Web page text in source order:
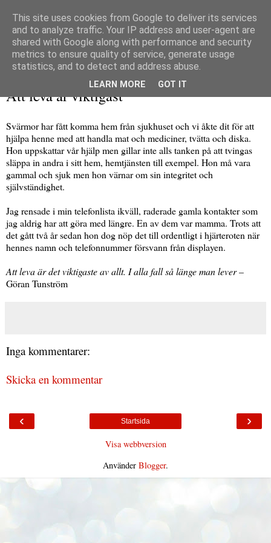
Att leva är viktigast
Svärmor har fått komma hem från sjukhuset och vi åkte dit för att
hjälpa henne med att handla mat och mediciner, tvätta och diska.
Hon uppskattar vår hjälp men gillar inte alls tanken på att tvingas
släppa in andra i sitt hem, hemtjänsten till exempel. Hon må vara
gammal och sjuk men hon värnar om sin integritet och
självständighet.
Jag rensade i min telefonlista ikväll, raderade gamla kontakter som
jag aldrig har att göra med längre. En av dem var mamma. Trots att
det gått två år sedan hon dog nöp det till ordentligt i hjärteroten när
hennes namn och telefonnummer försvann från displayen.
Att leva är det viktigaste av allt. I alla fall så länge man lever–
Göran Tunström
Inga kommentarer:
Skicka en kommentar
‹ ›
Startsida
Visa webbversion
Använder Blogger.
This site uses cookies from Google to deliver its services
and to analyze traffic. Your IP address and user-agent are
shared with Google along with performance and security
metrics to ensure quality of service, generate usage
statistics, and to detect and address abuse.
LEARN MORE GOT IT